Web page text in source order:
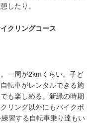
したり。
クリングコース
一周が2kmくらい。子ど
転車がレンタルできる施
も楽しめる。新緑の時期
リング以外にもバイクポ
習する自転車乗り達もい